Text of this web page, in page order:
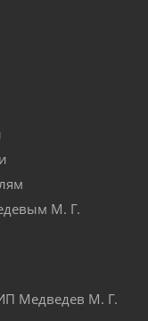
М. Г.
Медведев М. Г.